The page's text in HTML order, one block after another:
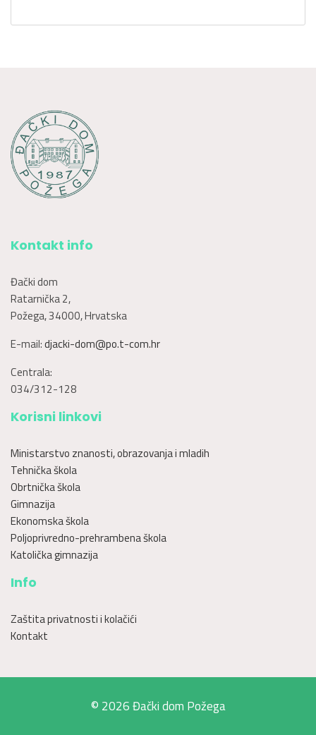
Kontakt info
Đački dom
Ratarnička 2,
Požega, 34000, Hrvatska
E-mail:djacki-dom@po.t-com.hr
Centrala:
034/312-128
Korisni linkovi
Ministarstvo znanosti, obrazovanja i mladih
Tehnička škola
Obrtnička škola
Gimnazija
Ekonomska škola
Poljoprivredno-prehrambena škola
Katolička gimnazija
Info
Zaštita privatnosti i kolačići
Kontakt
© 2026 Đački dom Požega